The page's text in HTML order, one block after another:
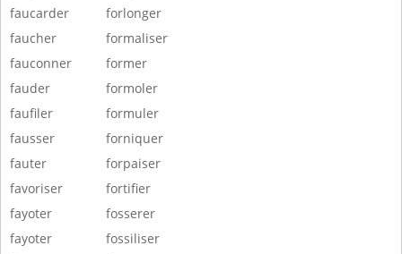
faucarder
faucher
fauconner
fauder
faufiler
fausser
fauter
favoriser
fayoter
fayoter
forlonger
formaliser
former
formoler
formuler
forniquer
forpaiser
fortifier
fosserer
fossiliser